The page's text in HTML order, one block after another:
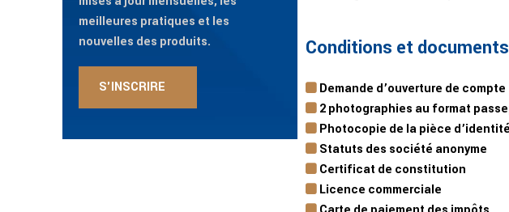
Conditions et
Demande d’ouverture de compte
2 photographies au format
Photocopie de la pièce
Statuts des société anonyme
Certificat de constitution
Licence commerciale
meilleures pratiques et les
nouvelles des produits.